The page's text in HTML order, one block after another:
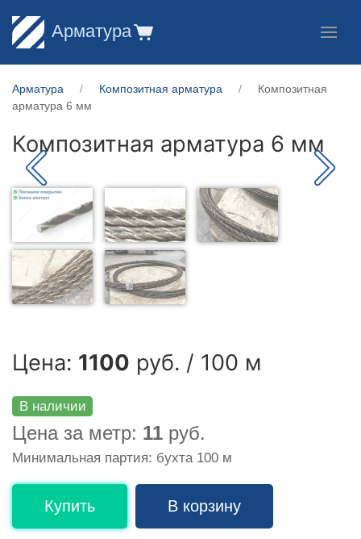
Арматура
Арматура Композитная арматура
Композитная
арматура 6 мм
Композитная арматура 6 мм
Цена: 1100 руб. / 100 м
В наличии
Цена за метр: 11 руб.
Минимальная партия: бухта 100 м
Купить В корзину